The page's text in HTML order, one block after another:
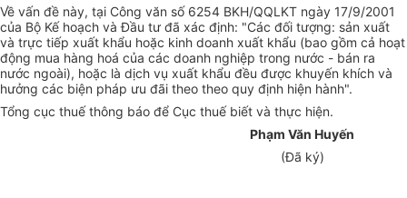
Về vấn đề này, tại Công văn số 6254 BKH/QQLKT ngày 17/9/2001
của Bộ Kế hoạch và Đầu tư đã xác định: "Các đối tượng: sản xuất
và trực tiếp xuất khẩu hoặc kinh doanh xuất khẩu (bao gồm cả hoạt
động mua hàng hoá của các doanh nghiệp trong nước - bán ra
nước ngoài), hoặc là dịch vụ xuất khẩu đều được khuyến khích và
hưởng các biện pháp ưu đãi theo theo quy định hiện hành".
Tổng cục thuế thông báo để Cục thuế biết và thực hiện.
Phạm Văn Huyến
(Đã ký)